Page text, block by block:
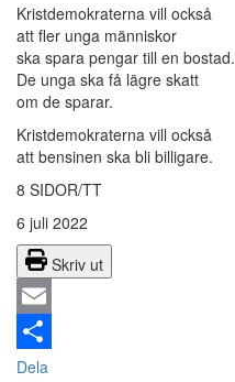
Kristdemokraterna vill också
att fler unga människor
ska spara pengar till en bostad.
De unga ska få lägre skatt
om de sparar.
Kristdemokraterna vill också
att bensinen ska bli billigare.
8 SIDOR/TT
6 juli 2022
Skriv ut
Email
Dela